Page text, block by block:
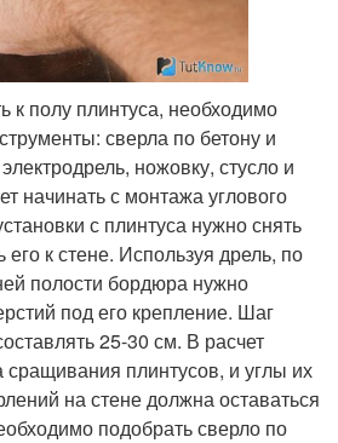
к полу плинтуса, необходимо
сверла по бетону и
ножовку, стусло и
начинать с монтажа углового
с плинтуса нужно снять
его к стене. Используя дрель, по
полости бордюра нужно
под его крепление. Шаг
25-30 см. В расчет
плинтусов, и углы их
на стене должна оставаться
подобрать сверло по